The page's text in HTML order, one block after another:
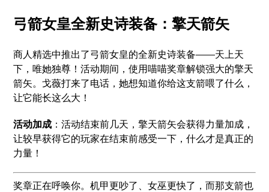
弓箭女皇全新史诗装备：擎天箭矢
商人精选中推出了弓箭女皇的全新史诗装备——天上天
下，唯她独尊！活动期间，使用喵喵奖章解锁强大的擎天
箭矢。戈薇打来了电话，她想知道你给这支箭喂了什么，
让它能长这么大！
活动加成 ：活动结束前几天，擎天箭矢会获得力量加成，
让较早获得它的玩家在结束前感受一下，什么才是真正的
力量！
奖章正在呼唤你。机甲更吵了、女巫更快了，而那支箭也